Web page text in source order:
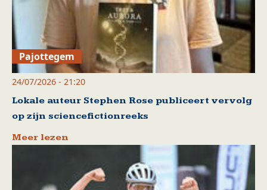
Pajottegem
24/07/2026 - 21:20
Lokale auteur Stephen Rose publiceert vervolg
op zijn sciencefictionreeks
Meer lezen